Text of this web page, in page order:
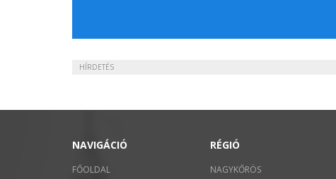
HÍRDETÉS
NAVIGÁCIÓ
FŐOLDAL
RÉGIÓ
NAGYKŐRÖS